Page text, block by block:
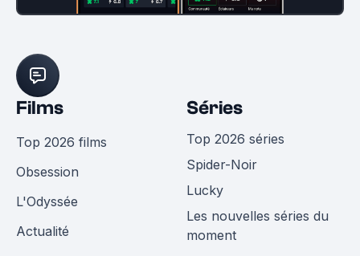
Films
Top 2026 films
Obsession
L'Odyssée
Actualité
Séries
Top 2026 séries
Spider-Noir
Lucky
Les nouvelles séries du
moment